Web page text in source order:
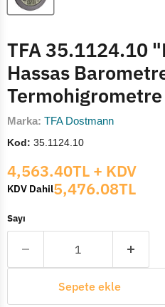
TFA 35.1124.10
Hassas
Termohigrometre
Marka: TFA Dostmann
Kod: 35.1124.10
Mevcut fiyat
4,563.40TL + KDV
KDV Dahil5,476.08TL
Sayı
Sepete ekle